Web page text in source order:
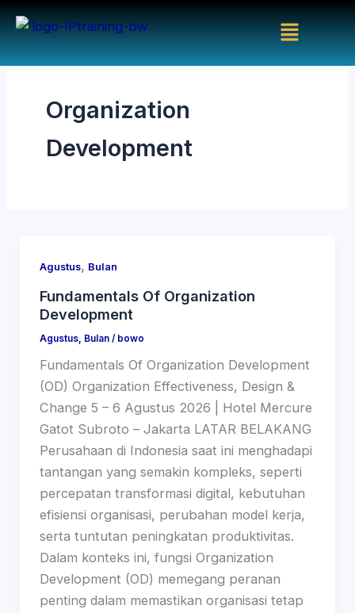
Skip
to
content
Menu
Organization
Development
Agustus, Bulan
Fundamentals Of Organization
Development
Agustus, Bulan/ bowo
Fundamentals Of Organization Development
(OD) Organization Effectiveness, Design &
Change 5 – 6 Agustus 2026 | Hotel Mercure
Gatot Subroto – Jakarta LATAR BELAKANG
Perusahaan di Indonesia saat ini menghadapi
tantangan yang semakin kompleks, seperti
percepatan transformasi digital, kebutuhan
efisiensi organisasi, perubahan model kerja,
serta tuntutan peningkatan produktivitas.
Dalam konteks ini, fungsi Organization
Development (OD) memegang peranan
penting dalam memastikan organisasi tetap